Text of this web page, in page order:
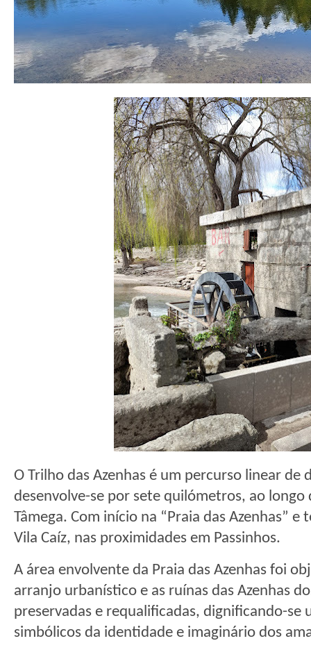
O Trilho das Azenhas é um percurso linear de
desenvolve-se por sete quilómetros, ao
Tâmega. Com início na “Praia das Azenhas”
Vila Caíz, nas proximidades em Passinhos.
A área envolvente da Praia das Azenhas foi
arranjo urbanístico e as ruínas das Azenhas
preservadas e requalificadas, dignificando-se
simbólicos da identidade e imaginário dos